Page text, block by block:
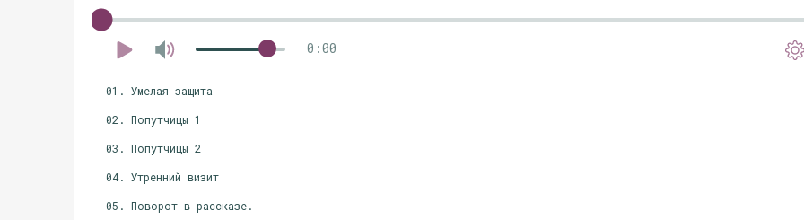
0:00
01. Умелая защита
02. Попутчицы 1
03. Попутчицы 2
04. Утренний визит
05. Поворот в рассказе.